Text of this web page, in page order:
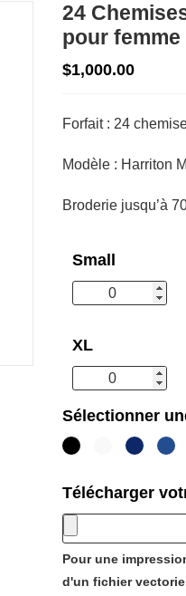
24
pour femme
$1,000.00
Forfait : 24
Modèle : Harriton
Broderie jusqu’à
Small
XL
Sélectionner
Télécharger
Pour une
d'un fichier